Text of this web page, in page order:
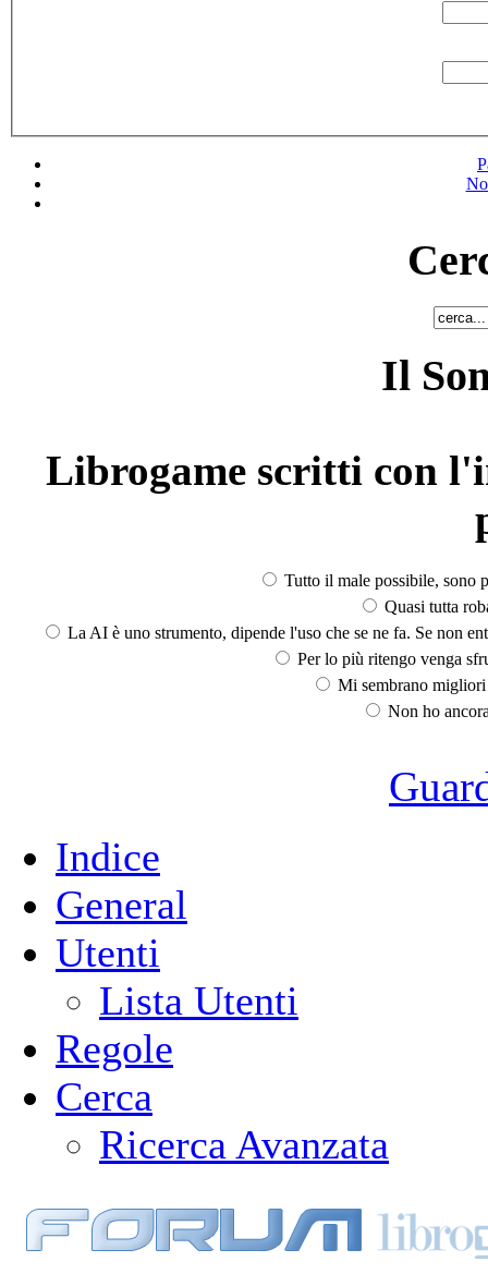
Il
Librogame scritti con
Tutto il male possibile, sono
Quasi tutta
La AI è uno strumento, dipende l'uso che se ne fa. Se non
Per lo più ritengo venga
Mi sembrano
Non ho
Indice
General
Utenti
Lista Utenti
Regole
Cerca
Ricerca Avanzata